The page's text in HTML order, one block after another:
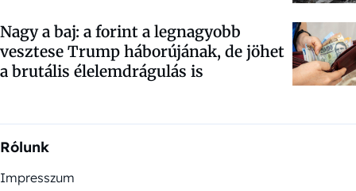
Nagy a baj: a forint a legnagyobb
vesztese Trump háborújának, de jöhet
a brutális élelemdrágulás is
Rólunk
Impresszum